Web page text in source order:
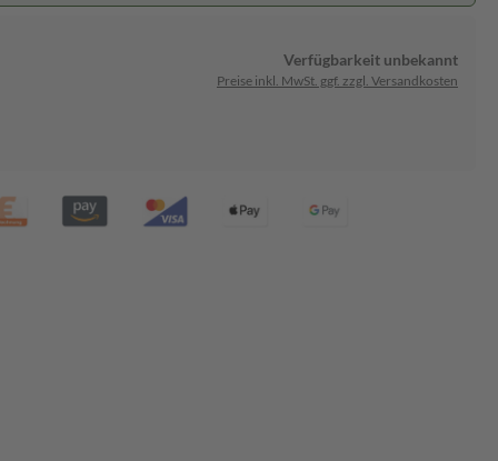
Verfügbarkeit unbekannt
Preise inkl. MwSt. ggf. zzgl. Versandkosten